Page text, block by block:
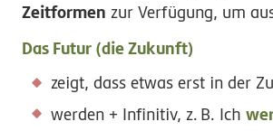
Zeitformen zur Verfügung, um
Das Futur (die Zukunft)
zeigt, dass etwas erst in der
werden + Infinitiv,z. B. Ich